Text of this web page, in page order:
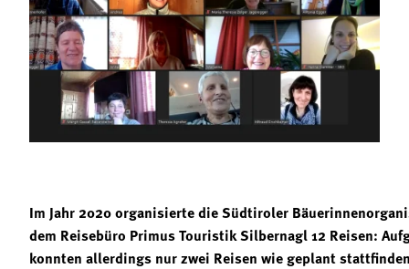
Mitgliedschaft
Landessekretariat
Bäuerliche Buffets
Hofgeschichten
Im Jahr 2020 organisierte die Südtiroler
dem Reisebüro Primus Touristik Silbernagl 12 Reisen:
konnten allerdings nur zwei Reisen wie geplant